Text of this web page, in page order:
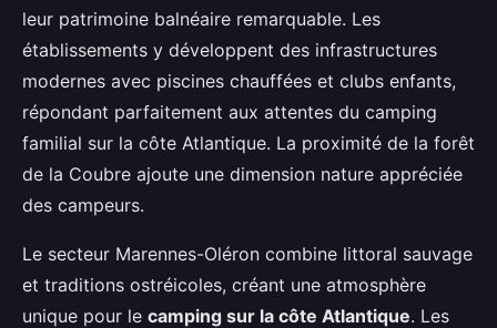
leur patrimoine balnéaire remarquable. Les
établissements y développent des infrastructures
modernes avec piscines chauffées et clubs enfants,
répondant parfaitement aux attentes du camping
familial sur la côte Atlantique. La proximité de la forêt
de la Coubre ajoute une dimension nature appréciée
des campeurs.
Le secteur Marennes-Oléron combine littoral sauvage
et traditions ostréicoles, créant une atmosphère
unique pour le camping sur la côte Atlantique. Les